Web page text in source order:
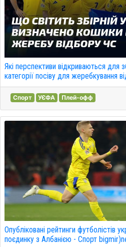
Які перспективи відкриваються для
категорії посіву для жеребкування
Спорт УЄФА Плей-офф
Опубліковані рейтинги футболістів
поєдинку з Албанією - Спорт